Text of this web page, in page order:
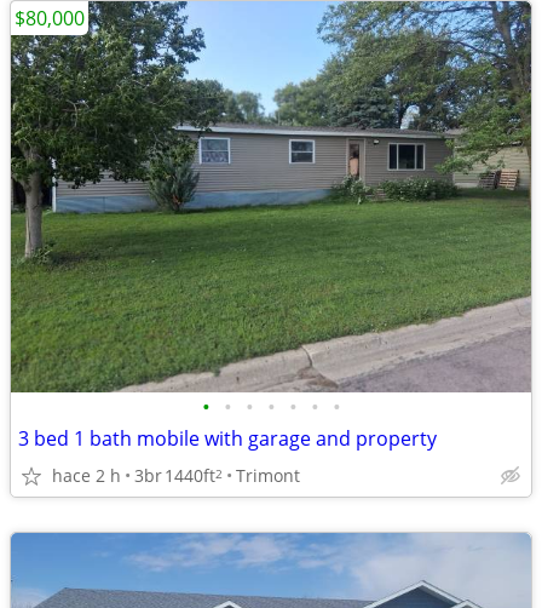
• • • • • • •
3 bed 1 bath mobile with garage and property
hace 2 h 3br1440ft2 Trimont
$80,000